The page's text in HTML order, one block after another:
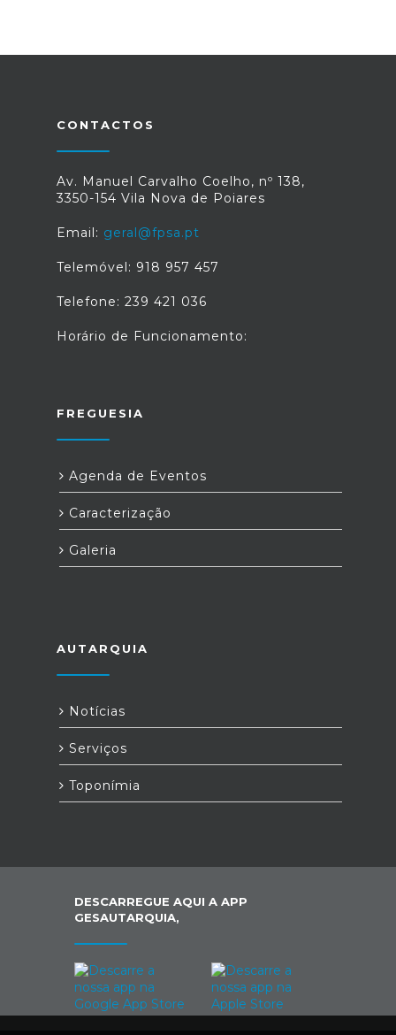
CONTACTOS
Av. Manuel Carvalho Coelho, nº 138,
3350-154 Vila Nova de Poiares
Email: geral@fpsa.pt
Telemóvel: 918 957 457
Telefone: 239 421 036
Horário de Funcionamento:
FREGUESIA
Agenda de Eventos
Caracterização
Galeria
AUTARQUIA
Notícias
Serviços
Toponímia
DESCARREGUE AQUI A APP
GESAUTARQUIA,